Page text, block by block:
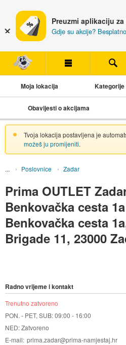
Preuzmi aplikaciju
Gdje su akcije?
Moja lokacija Kategorije
Obavijesti o akcijama
Tvoja lokacija postavljena je
možeš ju promijeniti.
Poslovnice Zadar
Prima OUTLET
Benkovačka cesta
Benkovačka cesta
Brigade 11, 23000
Radno vrijeme i kontakt
Trenutno zatvoreno
PON. - PET, SUB: 09:00 - 16:00
NED: Zatvoreno
E-mail prima.zadar@prima-namjestaj.hr